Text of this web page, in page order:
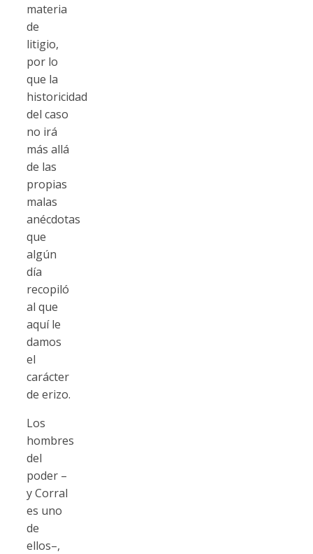
materia
de
litigio,
por lo
que la
historicidad
del caso
no irá
más allá
de las
propias
malas
anécdotas
que
algún
día
recopiló
al que
aquí le
damos
el
carácter
de erizo.
Los
hombres
del
poder –
y Corral
es uno
de
ellos–,